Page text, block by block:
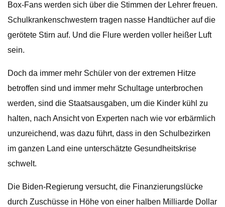
Box-Fans werden sich über die Stimmen der Lehrer freuen.
Schulkrankenschwestern tragen nasse Handtücher auf die
gerötete Stirn auf. Und die Flure werden voller heißer Luft
sein.
Doch da immer mehr Schüler von der extremen Hitze
betroffen sind und immer mehr Schultage unterbrochen
werden, sind die Staatsausgaben, um die Kinder kühl zu
halten, nach Ansicht von Experten nach wie vor erbärmlich
unzureichend, was dazu führt, dass in den Schulbezirken
im ganzen Land eine unterschätzte Gesundheitskrise
schwelt.
Die Biden-Regierung versucht, die Finanzierungslücke
durch Zuschüsse in Höhe von einer halben Milliarde Dollar